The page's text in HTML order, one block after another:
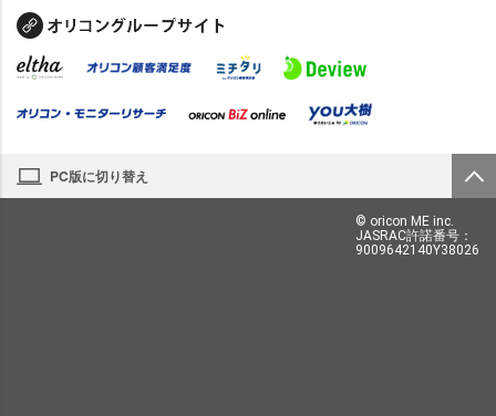
PC版に切り替え
© oricon ME inc.
JASRAC許諾番号：
9009642140Y38026